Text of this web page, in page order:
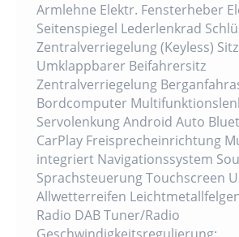
Armlehne Elektr. Fensterheber
Seitenspiegel Lederlenkrad
Zentralverriegelung (Keyless)
Umklappbarer Beifahrersitz
Zentralverriegelung
Bordcomputer
Servolenkung Android Auto
CarPlay Freisprecheinrichtung
integriert Navigationssystem
Sprachsteuerung Touchscreen
Allwetterreifen
Radio DAB Tuner/Radio